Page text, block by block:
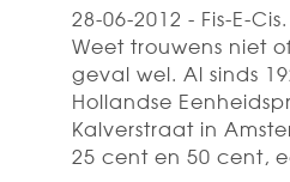
28-06-2012 - Fis-E-
Weet trouwens niet
geval wel. Al sinds
Hollandse
Kalverstraat in
25 cent en 50